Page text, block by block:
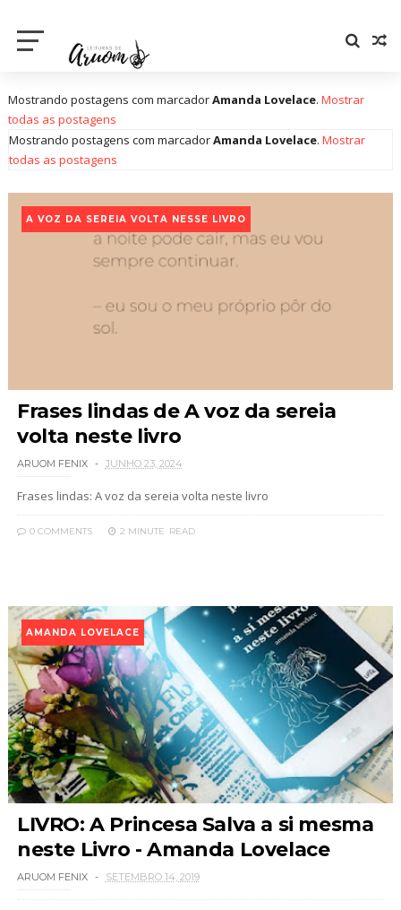
Mostrando postagens com marcadorAmanda Lovelace. Mostrar
todas as postagens
Mostrando postagens com marcadorAmanda Lovelace. Mostrar
todas as postagens
A VOZ DA SEREIA VOLTA NESSE LIVRO
Frases lindas de A voz da sereia
volta neste livro
ARUOM FENIX JUNHO 23, 2024
Frases lindas: A voz da sereia volta neste livro
0 COMMENTS 2 MINUTE READ
AMANDA LOVELACE
LIVRO: A Princesa Salva a si mesma
neste Livro - Amanda Lovelace
ARUOM FENIX SETEMBRO 14, 2019